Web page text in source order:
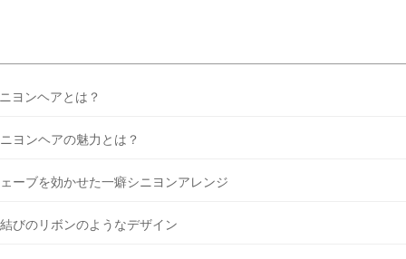
ヨンヘアとは？
ヨンヘアの魅力とは？
ーブを効かせた一癖シニヨンアレンジ
びのリボンのようなデザイン